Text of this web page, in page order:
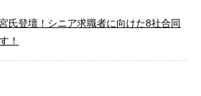
氏登壇！シニア求職者に向けた8社合同
！